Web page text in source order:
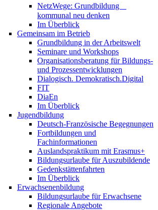
NetzWege: Grundbildung
kommunal neu denken
Im Überblick
Gemeinsam im Betrieb
Grundbildung in der Arbeitswelt
Seminare und Workshops
Organisationsberatung für Bildungs-
und Prozessentwicklungen
Dialogisch. Demokratisch.Digital
FIT
DiaEn
Im Überblick
Jugendbildung
Deutsch-Französische Begegnungen
Fortbildungen und
Fachinformationen
Auslandspraktikum mit Erasmus+
Bildungsurlaube für Auszubildende
Gedenkstättenfahrten
Im Überblick
Erwachsenenbildung
Bildungsurlaube für Erwachsene
Regionale Angebote